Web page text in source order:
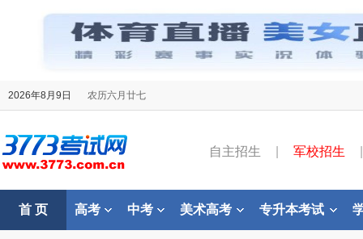
2026年8月9日 农历六月廿七
自主招生 军校招生
首 页 高考 中考 美术高考 专升本考试